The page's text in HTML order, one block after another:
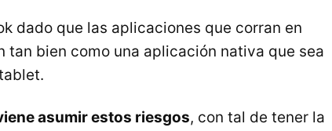
dado que las aplicaciones que corran en
tan bien como una aplicación nativa que sea
asumir estos riesgos, con tal de tener la